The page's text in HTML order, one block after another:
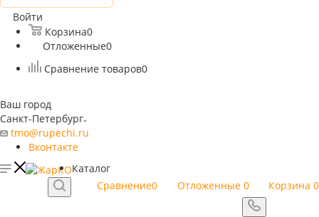
Войти
Корзина0
Отложенные0
Сравнение товаров0
Ваш город
Санкт-Петербург
tmo@rupechi.ru
Вконтакте
Сравнение0 Отложенные 0 Корзина 0
Каталог